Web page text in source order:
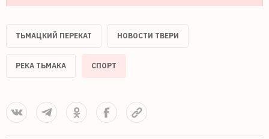
ТЬМАЦКИЙ ПЕРЕКАТ НОВОСТИ ТВЕРИ
РЕКА ТЬМАКА СПОРТ